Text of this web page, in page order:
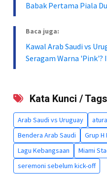
Babak Pertama Piala
Baca juga:
Kawal Arab Saudi vs
Seragam Warna 'Pink'?
Kata Kunci / Tags
Arab Saudi vs Uruguay
Bendera Arab Saudi
Grup H
Lagu Kebangsaan
Miami
seremoni sebelum kick-off